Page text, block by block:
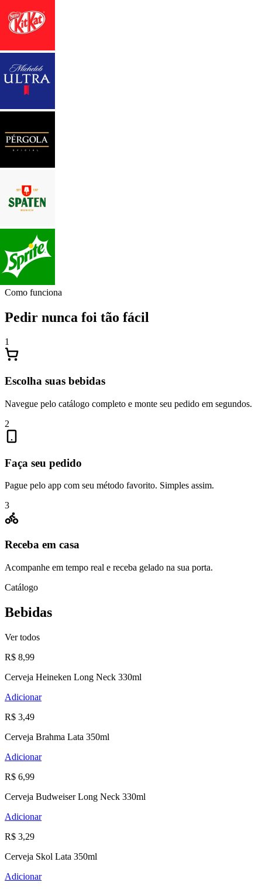
Como funciona
Pedir nunca foi tão fácil
1
Escolha suas bebidas
Navegue pelo catálogo completo e monte seu pedido em segundos.
2
Faça seu pedido
Pague pelo app com seu método favorito. Simples assim.
3
Receba em casa
Acompanhe em tempo real e receba gelado na sua porta.
Catálogo
Bebidas
Ver todos
R$ 8,99
Cerveja Heineken Long Neck 330ml
Adicionar
R$ 3,49
Cerveja Brahma Lata 350ml
Adicionar
R$ 6,99
Cerveja Budweiser Long Neck 330ml
Adicionar
R$ 3,29
Cerveja Skol Lata 350ml
Adicionar